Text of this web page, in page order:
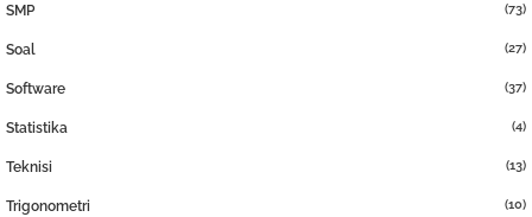
SMP (73)
Soal (27)
Software (37)
Statistika (4)
Teknisi (13)
Trigonometri (10)